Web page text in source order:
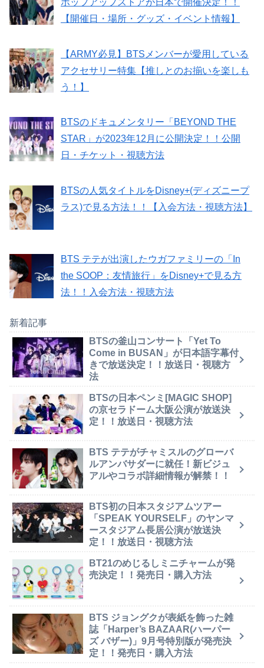
【開催日・場所・グッズ・イベント情報】
【ARMY必見】BTSメンバーが愛用している
アクセサリー特集【推しとのお揃いを楽しも
う！】
BTSのドキュメンタリー「BEYOND THE
STAR」が2023年12月に公開決定！！公開
日・チケット・視聴方法
BTSの人気タイトルをDisney+(ディズニープ
ラス)で見る方法！！【入会方法・視聴方法】
BTS テテが出演したウガファミリーの「In
the SOOP：友情旅行」をDisney+で見る方
法！！入会方法・視聴方法
新着記事
BTSの釜山コンサート「Yet To
Come in BUSAN」が日本語字幕付
きで放送決定！！放送日・視聴方
法
BTSの日本ペンミ[MAGIC SHOP]
の京セラドーム大阪公演が放送決
定！！放送日・視聴方法
BTS テテがチャミスルのグローバ
ルアンバサダーに就任！新ビジュ
アルやコラボ詳細情報が解禁！！
BTS初の日本スタジアムツアー
「SPEAK YOURSELF」のヤンマ
ースタジアム長居公演が放送決
定！！放送日・視聴方法
BT21のめじるしミニチャームが発
売決定！！発売日・購入方法
BTS ジョングクが表紙を飾った雑
誌「Harper’s BAZAAR(ハーパー
ズ バザー)」9月号特別版が発売決
定！！発売日・購入方法